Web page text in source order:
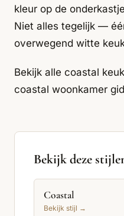
kleur op de
Niet alles tegelijk —
overwegend witte
Bekijk alle coastal
coastal woonkamer
Bekijk deze
Coastal
Bekijk stijl →